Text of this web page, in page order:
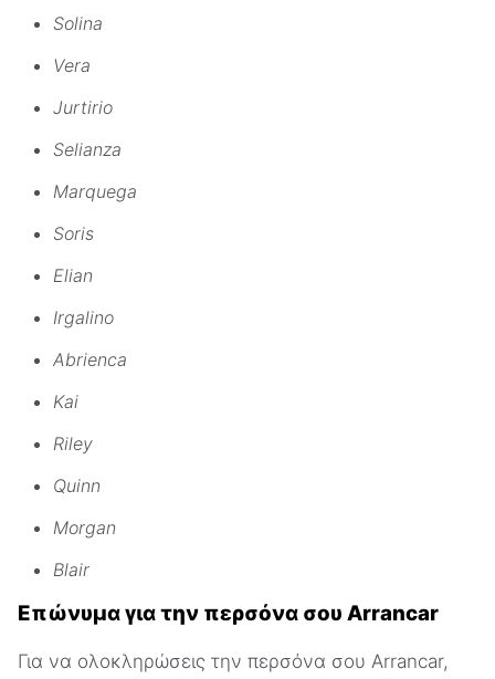
Solina
Vera
Jurtirio
Selianza
Marquega
Soris
Elian
Irgalino
Abrienca
Kai
Riley
Quinn
Morgan
Blair
Επώνυμα για την περσόνα σου Arrancar
Για να ολοκληρώσεις την περσόνα σου Arrancar,